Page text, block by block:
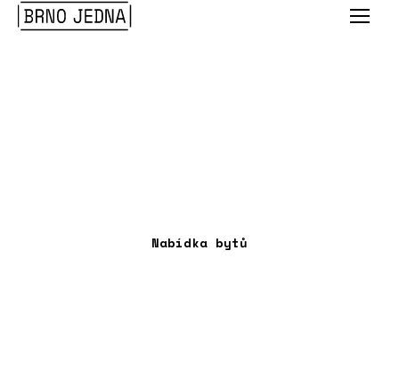
Menu
Nabídka bytů